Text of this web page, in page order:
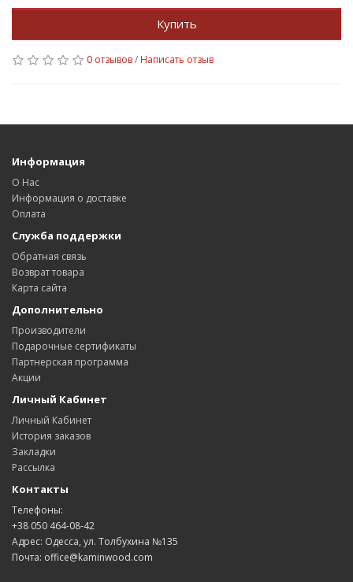
Купить
0 отзывов/ Написать отзыв
Информация
О Нас
Информация о доставке
Оплата
Служба поддержки
Обратная связь
Возврат товара
Карта сайта
Дополнительно
Производители
Подарочные сертификаты
Партнерская программа
Акции
Личный Кабинет
Личный Кабинет
История заказов
Закладки
Рассылка
Контакты
Телефоны:
+38 050 464-08-42
Адрес: Одесса, ул. Толбухина №135
Почта: office@kaminwood.com